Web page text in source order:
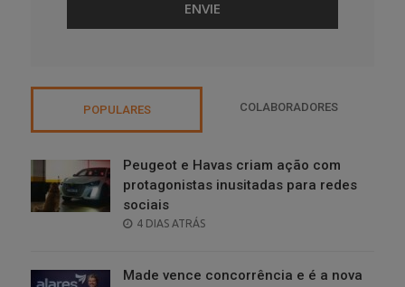
POPULARES COLABORADORES
Peugeot e Havas criam ação com
protagonistas inusitadas para redes
sociais
POSTED
4 DIAS ATRÁS
Made vence concorrência e é a nova